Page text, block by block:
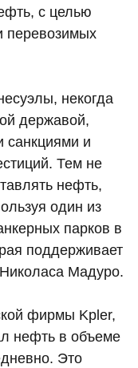
с целью
перевозимых
некогда
державой,
санкциями и
Тем не
нефть,
один из
парков в
поддерживает
Мадуро.
фирмы Kpler,
нефть в объеме
Это